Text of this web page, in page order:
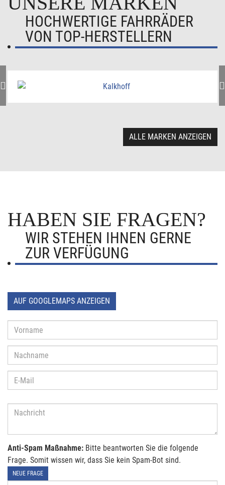
HOCHWERTIGE FAHRRÄDER
VON TOP-HERSTELLERN
ALLE MARKEN ANZEIGEN
HABEN SIE FRAGEN?
WIR STEHEN IHNEN GERNE
ZUR VERFÜGUNG
AUF GOOGLEMAPS ANZEIGEN
Anti-Spam Maßnahme: Bitte beantworten Sie die folgende
Frage. Somit wissen wir, dass Sie kein Spam-Bot sind.
NEUE FRAGE